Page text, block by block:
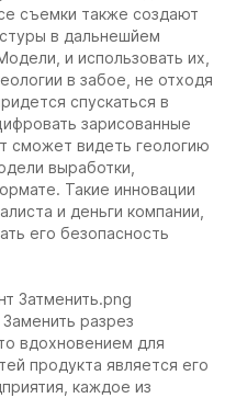
съемки также создают
в дальнешйем
и использовать их,
в забое, не отходя
спускаться в
зарисованные
сможет видеть геологию
выработки,
Такие инновации
и деньги компании,
его безопасность
разрез
вдохновением для
продукта является его
каждое из